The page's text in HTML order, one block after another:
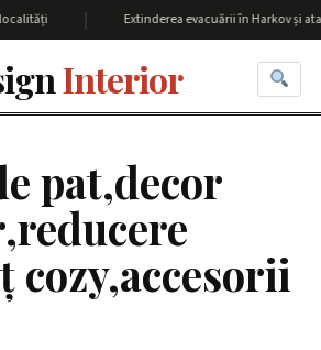
Extinderea evacuării în Harkov și
Interior
pat,decor
cozy,accesorii